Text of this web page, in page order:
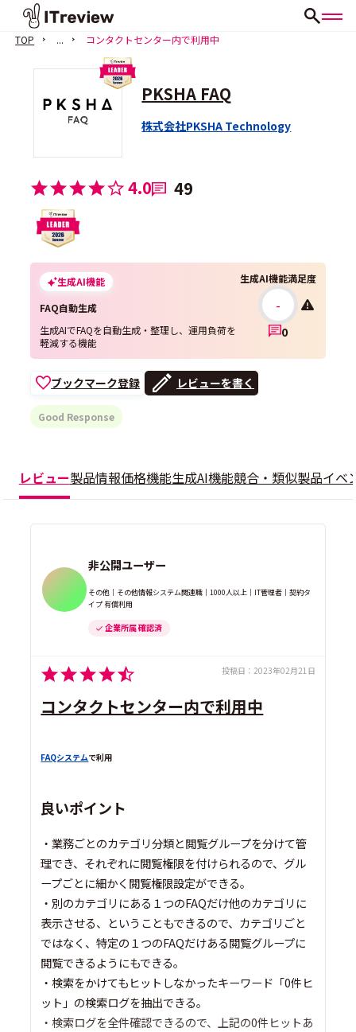
TOP ... コンタクトセンター内で利用中
PKSHA FAQ
株式会社PKSHA Technology
4.0 49
生成AI機能
FAQ自動生成
生成AIでFAQを自動生成・整理し、運用負荷を
軽減する機能
生成AI機能満足度
-
0
ブックマーク登録 レビューを書く
Good Response
レビュー製品情報価格機能生成AI機能競合・類似製品イベ
非公開ユーザー
その他｜その他情報システム関連職｜1000人以上｜IT管理者｜契約タ
イプ 有償利用
企業所属 確認済
投稿日： 2023年02月21日
コンタクトセンター内で利用中
FAQシステムで利用
良いポイント
・業務ごとのカテゴリ分類と閲覧グループを分けて管
理でき、それぞれに閲覧権限を付けられるので、グル
ープごとに細かく閲覧権限設定ができる。
・別のカテゴリにある１つのFAQだけ他のカテゴリに
表示させる、ということもできるので、カテゴリごと
ではなく、特定の１つのFAQだけある閲覧グループに
閲覧できるようにもできる。
・検索をかけてもヒットしなかったキーワード「0件ヒ
ット」の検索ログを抽出できる。
・検索ログを全件確認できるので、上記の0件ヒットあ